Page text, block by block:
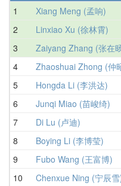
1
Xiang Meng (孟响)
2 Linxiao Xu (徐林霄)
3 Zaiyang Zhang (张在
4 Zhaoshuai Zhong (仲
5 Hongda Li (李洪达)
6 Junqi Miao (苗峻绮)
7 Di Lu (卢迪)
8 Boying Li (李博莹)
9 Fubo Wang (王富博)
10 Chenxue Ning (宁辰